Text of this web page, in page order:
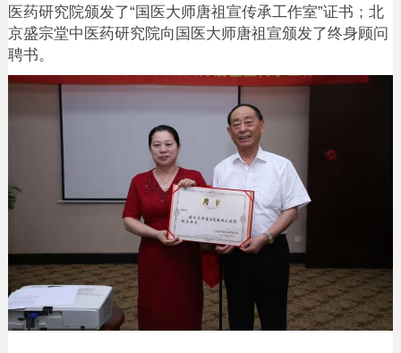
医药研究院颁发了“国医大师唐祖宣传承工作室”证书；北
京盛宗堂中医药研究院向国医大师唐祖宣颁发了终身顾问
聘书。